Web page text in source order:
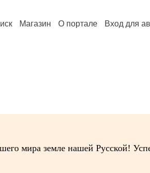
Магазин О портале Вход для
мира земле нашей Русской!